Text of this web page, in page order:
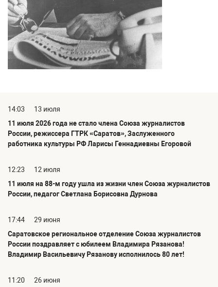
14:03
13 июля
11 июля 2026 года не стало члена Союза журналистов
России, режиссера ГТРК «Саратов», Заслуженного
работника культуры РФ Ларисы Геннадиевны Егоровой
12:23
12 июля
11 июля на 88-м году ушла из жизни член Союза журналистов
России, педагог Светлана Борисовна Дурнова
17:44
29 июня
Саратовское региональное отделение Союза журналистов
России поздравляет с юбилеем Владимира Рязанова!
Владимир Васильевичу Рязанову исполнилось 80 лет!
11:20
26 июня